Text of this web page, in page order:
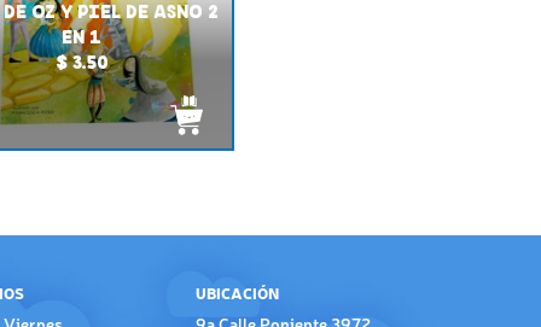
DE OZ Y PIEL DE ASNO 2
EN 1
$ 3.50
UBICACIÓN